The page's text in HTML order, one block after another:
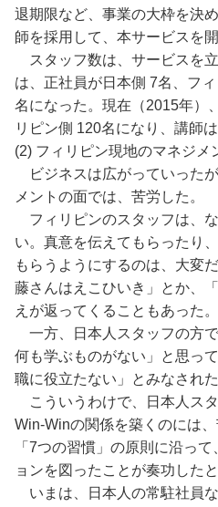
退期限など、事業の大枠を決
師を採用して、本サービスを開
スタッフ数は、サービスを
は、正社員が日本側 7名、フ
名になった。現在（2015年）
リピン側 120名になり、講師
(2) フィリピン現地のマネジメ
ビジネスは広がっていった
メントの面では、苦労した。
フィリピンのスタッフは、
い。真意を伝えてもらったり
もらうようにするのは、大変
藤さんはえこひいき」とか、
えが返ってくることもあった。
一方、日本人スタッフの方
何も学ぶものがない」と思っ
職に役立たない」とみなされた
こういうわけで、日本人ス
Win-Winの関係を築くのには
「7つの習慣」の原則に沿っ
ョンを図ったことが奏功したと
いまは、日本人の常駐社員